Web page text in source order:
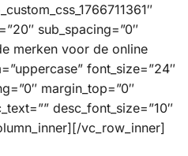
sub_spacing=”0″
merken voor de online
font_size=”24″
margin_top=”0″
desc_font_size=”10″
vc_row_inner]